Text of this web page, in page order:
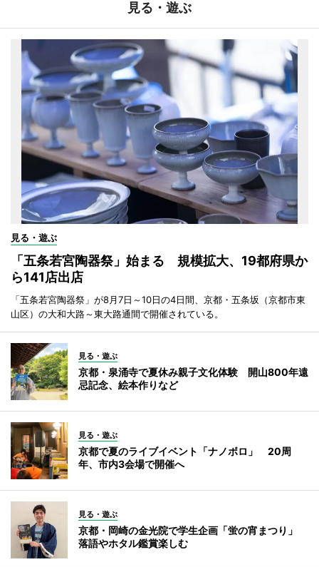
見る・遊ぶ
見る・遊ぶ
「五条若宮陶器祭」始まる 規模拡大、19都府県か
ら141店出店
「五条若宮陶器祭」が8月7日～10日の4日間、京都・五条坂（京都市東
山区）の大和大路～東大路通間で開催されている。
見る・遊ぶ
京都・泉涌寺で夏休み親子文化体験 開山800年遠
忌記念、絵本作りなど
見る・遊ぶ
京都で夏のライブイベント「ナノボロ」 20周
年、市内3会場で開催へ
見る・遊ぶ
京都・岡崎の金光院で学生企画「蛍の宵まつり」
落語やホタル鑑賞楽しむ